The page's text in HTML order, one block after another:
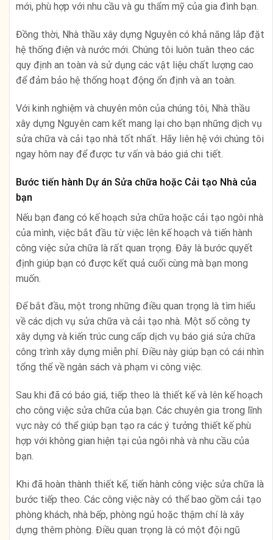
mới, phù hợp với nhu cầu và gu thẩm mỹ của gia đình bạn.
Đồng thời, Nhà thầu xây dựng Nguyên có khả năng lắp đặt
hệ thống điện và nước mới. Chúng tôi luôn tuân theo các
quy định an toàn và sử dụng các vật liệu chất lượng cao
để đảm bảo hệ thống hoạt động ổn định và an toàn.
Với kinh nghiệm và chuyên môn của chúng tôi, Nhà thầu
xây dựng Nguyên cam kết mang lại cho bạn những dịch vụ
sửa chữa và cải tạo nhà tốt nhất. Hãy liên hệ với chúng tôi
ngay hôm nay để được tư vấn và báo giá chi tiết.
Bước tiến hành Dự án Sửa chữa hoặc Cải tạo Nhà của
bạn
Nếu bạn đang có kế hoạch sửa chữa hoặc cải tạo ngôi nhà
của mình, việc bắt đầu từ việc lên kế hoạch và tiến hành
công việc sửa chữa là rất quan trọng. Đây là bước quyết
định giúp bạn có được kết quả cuối cùng mà bạn mong
muốn.
Để bắt đầu, một trong những điều quan trọng là tìm hiểu
về các dịch vụ sửa chữa và cải tạo nhà. Một số công ty
xây dựng và kiến trúc cung cấp dịch vụ báo giá sửa chữa
công trình xây dựng miễn phí. Điều này giúp bạn có cái nhìn
tổng thể về ngân sách và phạm vi công việc.
Sau khi đã có báo giá, tiếp theo là thiết kế và lên kế hoạch
cho công việc sửa chữa của bạn. Các chuyên gia trong lĩnh
vực này có thể giúp bạn tạo ra các ý tưởng thiết kế phù
hợp với không gian hiện tại của ngôi nhà và nhu cầu của
bạn.
Khi đã hoàn thành thiết kế, tiến hành công việc sửa chữa là
bước tiếp theo. Các công việc này có thể bao gồm cải tạo
phòng khách, nhà bếp, phòng ngủ hoặc thậm chí là xây
dựng thêm phòng. Điều quan trọng là có một đội ngũ